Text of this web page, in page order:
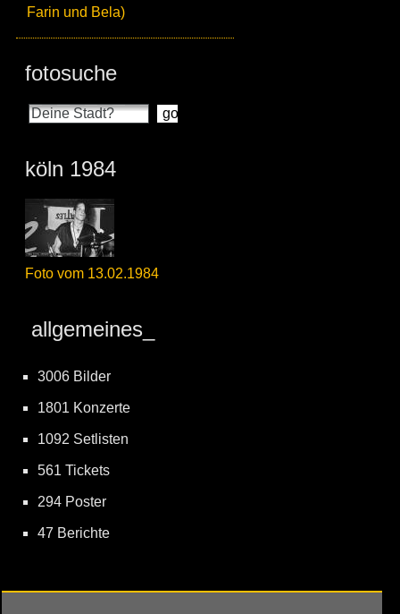
Farin und Bela)
fotosuche
köln 1984
Foto vom 13.02.1984
allgemeines_
3006 Bilder
1801 Konzerte
1092 Setlisten
561 Tickets
294 Poster
47 Berichte